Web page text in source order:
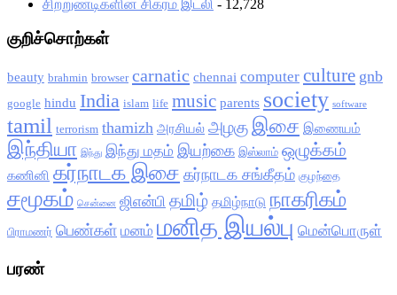
சிற்றுண்டிகளின் சிகரம் இட்லி - 12,728
குறிச்சொற்கள்
beauty brahmin browser carnatic chennai computer culture gnb
google hindu India islam life music parents society software
tamil terrorism thamizh அரசியல் அழகுஇசை இணையம்
இந்தியா இந்து இந்து மதம் இயற்கை இஸ்லாம் ஒழுக்கம்
கணினி கர்நாடக இசை கர்நாடக சங்கீதம் குழந்தை
சமூகம் சென்னை ஜிஎன்பி தமிழ் தமிழ்நாடு நாகரிகம்
பிராமணர் பெண்கள் மனம் மனித இயல்பு மென்பொருள்
பரண்